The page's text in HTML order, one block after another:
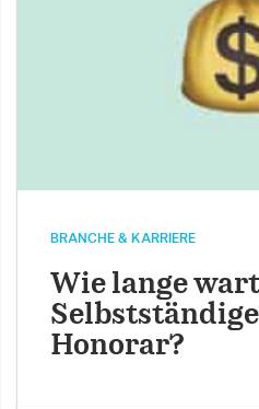
BRANCHE & KARRIERE
Wie lange
Honorar?